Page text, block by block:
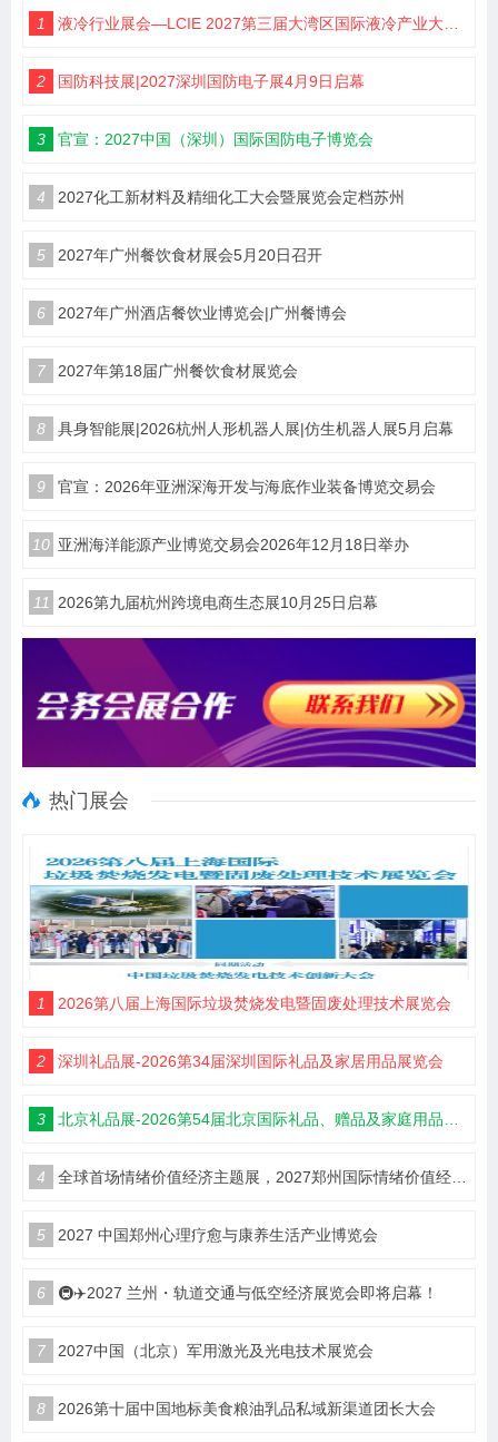
1 液冷行业展会—LCIE 2027第三届大湾区国际液冷产业大会暨展览会（深圳）
2 国防科技展|2027深圳国防电子展4月9日启幕
3 官宣：2027中国（深圳）国际国防电子博览会
4 2027化工新材料及精细化工大会暨展览会定档苏州
5 2027年广州餐饮食材展会5月20日召开
6 2027年广州酒店餐饮业博览会|广州餐博会
7 2027年第18届广州餐饮食材展览会
8 具身智能展|2026杭州人形机器人展|仿生机器人展5月启幕
9 官宣：2026年亚洲深海开发与海底作业装备博览交易会
10 亚洲海洋能源产业博览交易会2026年12月18日举办
11 2026第九届杭州跨境电商生态展10月25日启幕
热门展会
1 2026第八届上海国际垃圾焚烧发电暨固废处理技术展览会
2 深圳礼品展-2026第34届深圳国际礼品及家居用品展览会
3 北京礼品展-2026第54届北京国际礼品、赠品及家庭用品展览会
4 全球首场情绪价值经济主题展，2027郑州国际情绪价值经济博览会
5 2027 中国郑州心理疗愈与康养生活产业博览会
6 🚇✈️2027 兰州・轨道交通与低空经济展览会即将启幕！
7 2027中国（北京）军用激光及光电技术展览会
8 2026第十届中国地标美食粮油乳品私域新渠道团长大会